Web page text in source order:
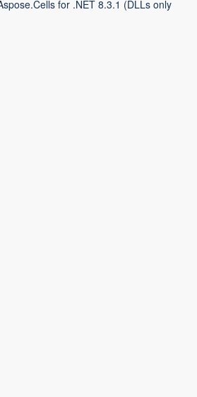
for .NET 8.3.1 (DLLs only